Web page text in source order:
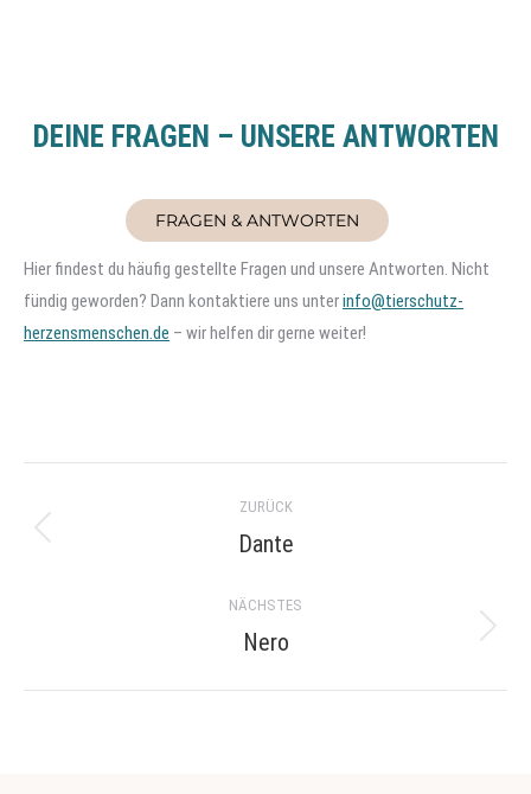
DEINE FRAGEN – UNSERE ANTWORTEN
FRAGEN & ANTWORTEN
Hier findest du häufig gestellte Fragen und unsere Antworten. Nicht
fündig geworden? Dann kontaktiere uns unterinfo@tierschutz-
herzensmenschen.de – wir helfen dir gerne weiter!
navigation
ZURÜCK
Previous
Dante
NÄCHSTES
Next
Nero